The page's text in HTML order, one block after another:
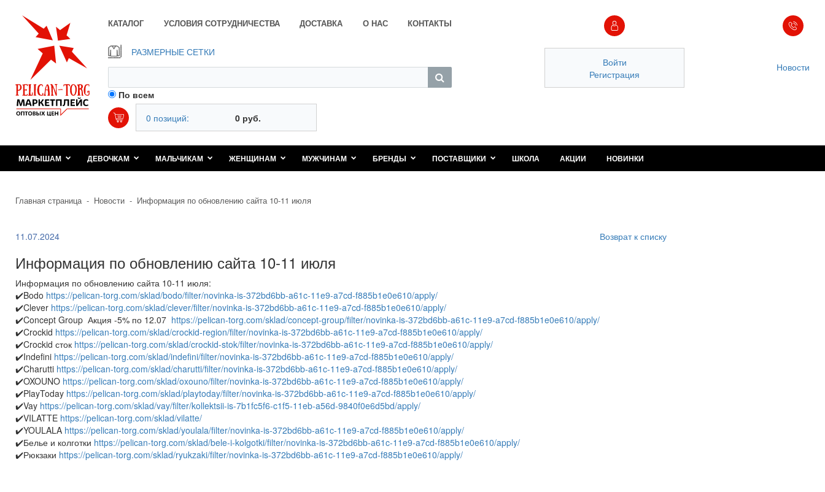
КАТАЛОГ УСЛОВИЯ СОТРУДНИЧЕСТВА ДОСТАВКА О НАС КОНТАКТЫ
РАЗМЕРНЫЕ СЕТКИ
По всем
Войти
Регистрация
0 позиций: 0 руб.
Новости
МАЛЫШАМ ДЕВОЧКАМ МАЛЬЧИКАМ ЖЕНЩИНАМ МУЖЧИНАМ БРЕНДЫ ПОСТАВЩИКИ ШКОЛА АКЦИИ НОВИНКИ
Главная страница - Новости - Информация по обновлению сайта 10-11 июля
11.07.2024
Информация по обновлению сайта 10-11 июля
Информация по обновлению сайта 10-11 июля:
✔️Bodo https://pelican-torg.com/sklad/bodo/filter/novinka-is-372bd6bb-a61c-11e9-a7cd-f885b1e0e610/apply/
✔️Clever https://pelican-torg.com/sklad/clever/filter/novinka-is-372bd6bb-a61c-11e9-a7cd-f885b1e0e610/apply/
✔️Concept Group Акция -5% по 12.07 https://pelican-torg.com/sklad/concept-group/filter/novinka-is-372bd6bb-a61c-11e9-a7cd-f885b1e0e610/apply/
✔️Crockid https://pelican-torg.com/sklad/crockid-region/filter/novinka-is-372bd6bb-a61c-11e9-a7cd-f885b1e0e610/apply/
✔️Crockid сток https://pelican-torg.com/sklad/crockid-stok/filter/novinka-is-372bd6bb-a61c-11e9-a7cd-f885b1e0e610/apply/
✔️Indefini https://pelican-torg.com/sklad/indefini/filter/novinka-is-372bd6bb-a61c-11e9-a7cd-f885b1e0e610/apply/
✔️Charutti https://pelican-torg.com/sklad/charutti/filter/novinka-is-372bd6bb-a61c-11e9-a7cd-f885b1e0e610/apply/
✔️OXOUNO https://pelican-torg.com/sklad/oxouno/filter/novinka-is-372bd6bb-a61c-11e9-a7cd-f885b1e0e610/apply/
✔️PlayToday https://pelican-torg.com/sklad/playtoday/filter/novinka-is-372bd6bb-a61c-11e9-a7cd-f885b1e0e610/apply/
✔️Vay https://pelican-torg.com/sklad/vay/filter/kollektsii-is-7b1fc5f6-c1f5-11eb-a56d-9840f0e6d5bd/apply/
✔️VILATTE https://pelican-torg.com/sklad/vilatte/
✔️YOULALA https://pelican-torg.com/sklad/youlala/filter/novinka-is-372bd6bb-a61c-11e9-a7cd-f885b1e0e610/apply/
✔️Белье и колготки https://pelican-torg.com/sklad/bele-i-kolgotki/filter/novinka-is-372bd6bb-a61c-11e9-a7cd-f885b1e0e610/apply/
✔️Рюкзаки https://pelican-torg.com/sklad/ryukzaki/filter/novinka-is-372bd6bb-a61c-11e9-a7cd-f885b1e0e610/apply/
Возврат к списку